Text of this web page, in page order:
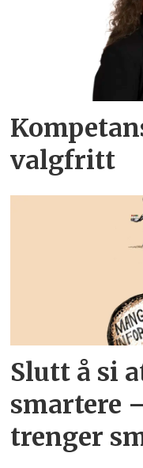
valgfritt
Slutt å si
smartere
trenger